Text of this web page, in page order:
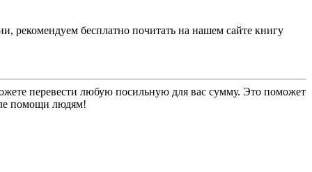
рекомендуем бесплатно почитать на нашем сайте книгу
перевести любую посильную для вас сумму. Это поможет
помощи людям!